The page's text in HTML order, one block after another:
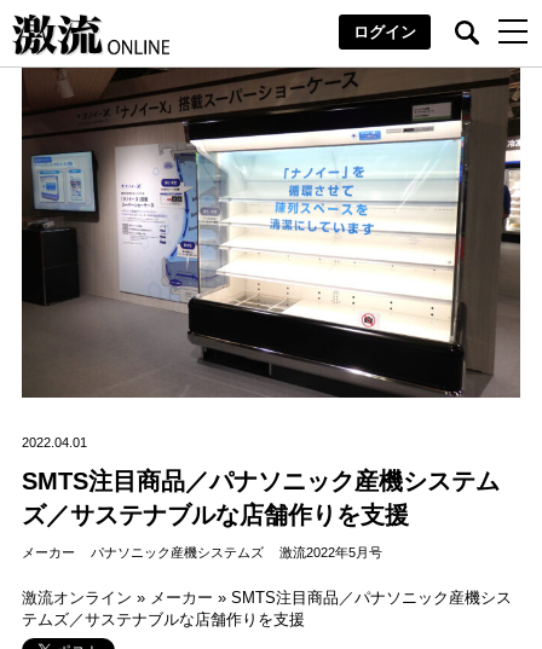
ログイン
2022.04.01
SMTS注目商品／パナソニック産機システム
ズ／サステナブルな店舗作りを支援
メーカー パナソニック産機システムズ 激流2022年5月号
激流オンライン » メーカー » SMTS注目商品／パナソニック産機シス
テムズ／サステナブルな店舗作りを支援